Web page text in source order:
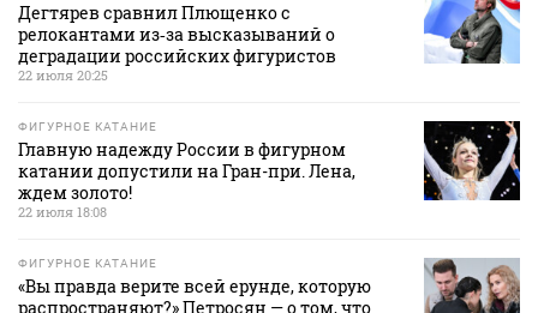
Дегтярев сравнил Плющенко с
релокантами из‑за высказываний о
деградации российских фигуристов
22 июля 20:25
ФИГУРНОЕ КАТАНИЕ
Главную надежду России в фигурном
катании допустили на Гран-при. Лена,
ждем золото!
22 июля 18:08
ФИГУРНОЕ КАТАНИЕ
«Вы правда верите всей ерунде, которую
распространяют?» Петросян — о том, что